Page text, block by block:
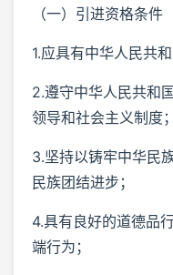
（一）引进资格条件
1.应具有中华人民共和
2.遵守中华人民共和
领导和社会主义制度；
3.坚持以铸牢中华民
民族团结进步；
4.具有良好的道德品
端行为；